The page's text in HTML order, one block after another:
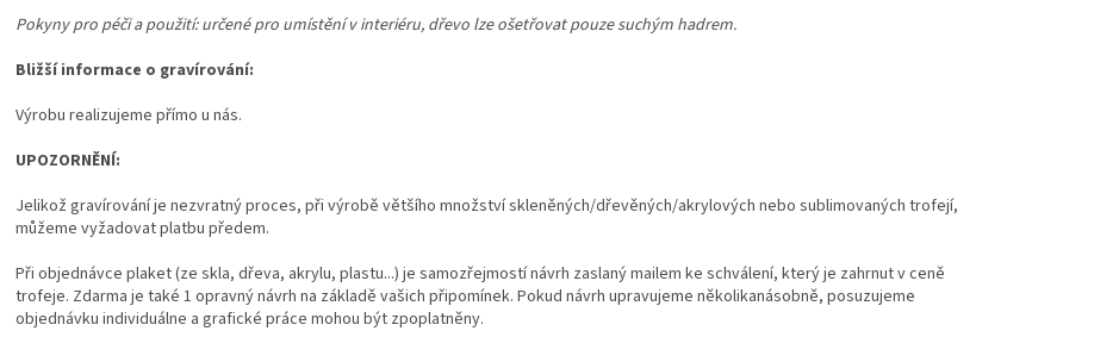
Pokyny pro péči a použití: určené pro umístění v interiéru, dřevo lze ošetřovat pouze suchým hadrem.
Bližší informace o gravírování:
Výrobu realizujeme přímo u nás.
UPOZORNĚNÍ:
Jelikož gravírování je nezvratný proces, při výrobě většího množství skleněných/dřevěných/akrylových nebo sublimovaných trofejí,
můžeme vyžadovat platbu předem.
Při objednávce plaket (ze skla, dřeva, akrylu, plastu...) je samozřejmostí návrh zaslaný mailem ke schválení, který je zahrnut v ceně
trofeje. Zdarma je také 1 opravný návrh na základě vašich připomínek. Pokud návrh upravujeme několikanásobně, posuzujeme
objednávku individuálne a grafické práce mohou být zpoplatněny.